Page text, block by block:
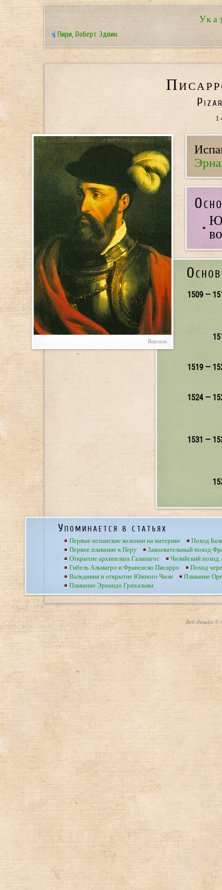
Пири, Роберт Эдвин
Версаль
1509 —
1519 —
1524 —
1531 —
Упоминается в статьях
Первые испанские колонии на материке
Поход
Первое плавание к Перу
Завоевательный поход
Открытие архипелага Галапагос
Чилийский поход
Гибель Альмагро и Франсиско Писарро
Поход
Вальдивия и открытие Южного Чили
Плавание
Плавание Эрнандо Грихальвы
Веб-дизайн ©